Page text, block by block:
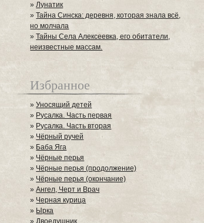
»Лунатик
»Тайна Синска: деревня, которая знала всё,
но молчала
»Тайны Села Алексеевка, его обитатели,
неизвестные массам.
Избранное
»Уносящий детей
» Русалка. Часть первая
» Русалка. Часть вторая
» Чёрный ручей
» Баба Яга
»Чёрные перья
» Чёрные перья (продолжение)
» Чёрные перья (окончание)
»Ангел, Черт и Врач
» Черная курица
» Ырка
»Двоедушник